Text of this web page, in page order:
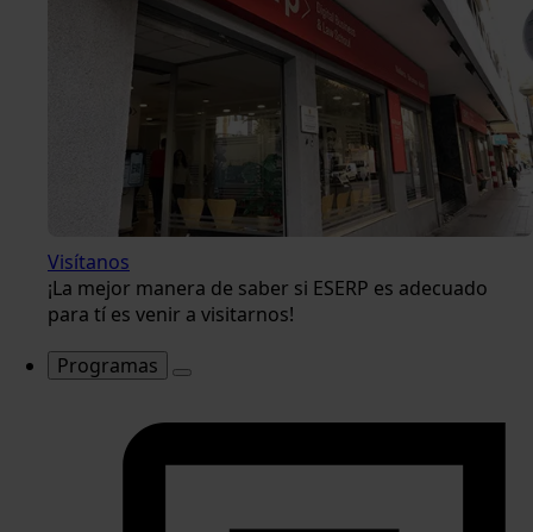
Visítanos
¡La mejor manera de saber si ESERP es adecuado
para tí es venir a visitarnos!
Programas